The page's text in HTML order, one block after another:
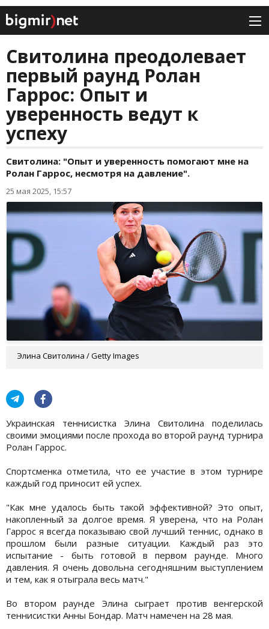
Свитолина преодолевает
первый раунд Ролан
Гаррос: Опыт и
уверенность ведут к
успеху
Свитолина: "Опыт и уверенность помогают мне на
Ролан Гаррос, несмотря на давление".
25 мая 2025, 15:57
Элина Свитолина / Getty Images
Украинская теннисистка Элина Свитолина поделилась
своими эмоциями после прохода во второй раунд турнира
Ролан Гаррос.
Спортсменка отметила, что ее участие в этом турнире
каждый год приносит ей успех.
"Как мне удалось быть такой эффективной? Это опыт,
накопленный за долгое время. Я уверена, что на Ролан
Гаррос я всегда показываю свой лучший теннис, однако в
прошлом были разные ситуации. Каждый раз это
испытание - быть готовой в первом раунде. Много
давления. Я очень довольна сегодняшним выступлением
и тем, как я отыграла весь матч."
Во втором раунде Элина сыграет против венгерской
теннисистки Анны Бондар. Матч намечен на 28 мая.